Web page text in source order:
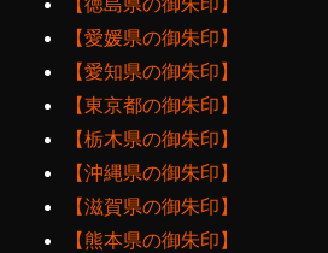
【愛媛県の御朱印】
【愛知県の御朱印】
【東京都の御朱印】
【栃木県の御朱印】
【沖縄県の御朱印】
【滋賀県の御朱印】
【熊本県の御朱印】